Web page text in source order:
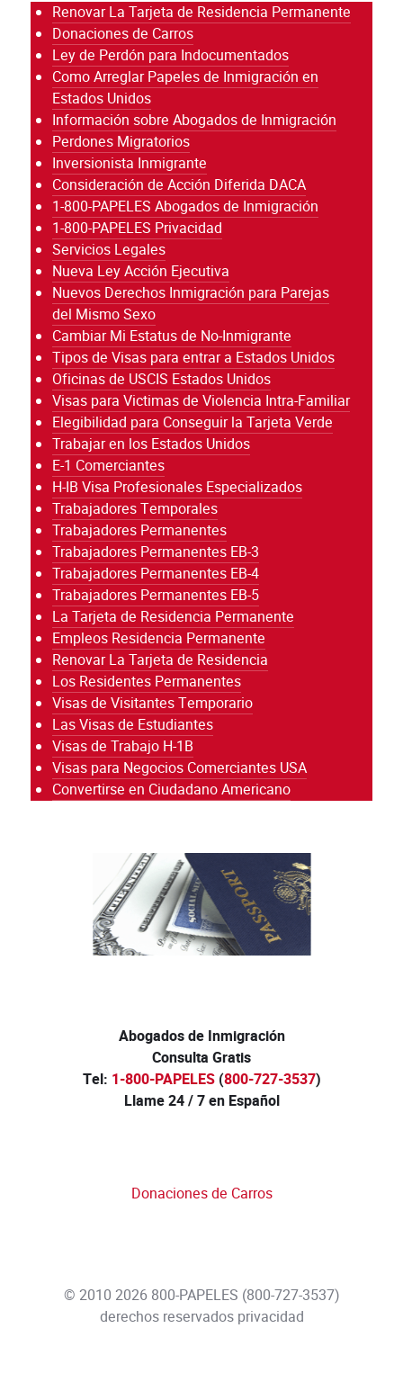
Renovar La Tarjeta de Residencia Permanente
Donaciones de Carros
Ley de Perdón para Indocumentados
Como Arreglar Papeles de Inmigración en
Estados Unidos
Información sobre Abogados de Inmigración
Perdones Migratorios
Inversionista Inmigrante
Consideración de Acción Diferida DACA
1-800-PAPELES Abogados de Inmigración
1-800-PAPELES Privacidad
Servicios Legales
Nueva Ley Acción Ejecutiva
Nuevos Derechos Inmigración para Parejas
del Mismo Sexo
Cambiar Mi Estatus de No-Inmigrante
Tipos de Visas para entrar a Estados Unidos
Oficinas de USCIS Estados Unidos
Visas para Victimas de Violencia Intra-Familiar
Elegibilidad para Conseguir la Tarjeta Verde
Trabajar en los Estados Unidos
E-1 Comerciantes
H-IB Visa Profesionales Especializados
Trabajadores Temporales
Trabajadores Permanentes
Trabajadores Permanentes EB-3
Trabajadores Permanentes EB-4
Trabajadores Permanentes EB-5
La Tarjeta de Residencia Permanente
Empleos Residencia Permanente
Renovar La Tarjeta de Residencia
Los Residentes Permanentes
Visas de Visitantes Temporario
Las Visas de Estudiantes
Visas de Trabajo H-1B
Visas para Negocios Comerciantes USA
Convertirse en Ciudadano Americano
Abogados de Inmigración
Consulta Gratis
Tel: 1-800-PAPELES(800-727-3537)
Llame 24 / 7 en Español
Donaciones de Carros
© 2010 2026 800-PAPELES (800-727-3537)
derechos reservados privacidad